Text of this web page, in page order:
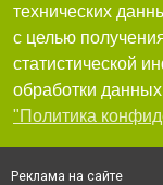
технических
с целью
статистической
обработки
"Политика
Реклама на сайте